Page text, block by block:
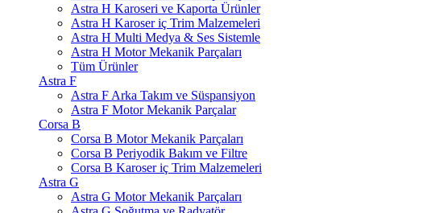
Astra H Karoseri ve Kaporta Ürünler
Astra H Karoser iç Trim Malzemeleri
Astra H Multi Medya & Ses Sistemle
Astra H Motor Mekanik Parçaları
Tüm Ürünler
Astra F
Astra F Arka Takım ve Süspansiyon
Astra F Motor Mekanik Parçalar
Corsa B
Corsa B Motor Mekanik Parçaları
Corsa B Periyodik Bakım ve Filtre
Corsa B Karoser iç Trim Malzemeleri
Astra G
Astra G Motor Mekanik Parçaları